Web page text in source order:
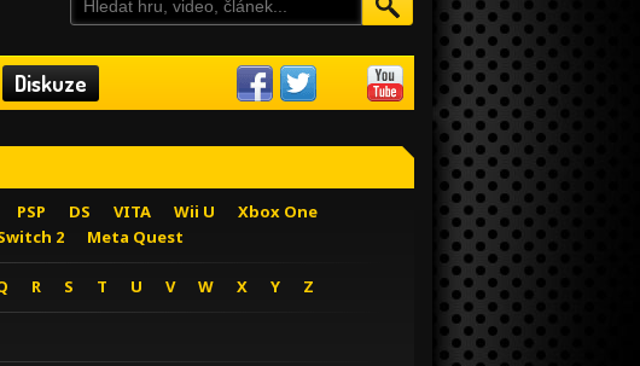
Diskuze
PSP DS VITA Wii U
Xbox One
2 Meta Quest
R S T U V W X Y Z